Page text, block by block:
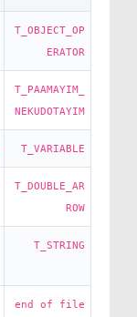
T_OBJECT_OP
ERATOR
->
T_PAAMAYIM_
NEKUDOTAYIM
::
T_VARIABLE
T_DOUBLE_AR
ROW
=>
T_STRING
end of file